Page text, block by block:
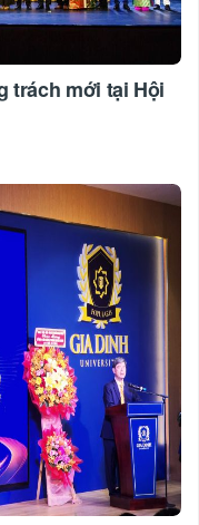
trách mới tại Hội